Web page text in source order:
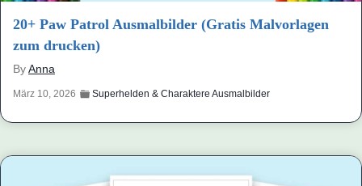
20+ Paw Patrol Ausmalbilder (Gratis Malvorlagen
zum drucken)
ByAnna
März 10, 2026 Superhelden & Charaktere Ausmalbilder